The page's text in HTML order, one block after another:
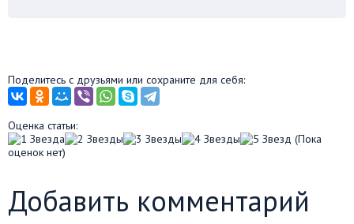
Поделитесь с друзьями или сохраните для себя:
Оценка статьи:
(Пока
оценок нет)
Добавить комментарий